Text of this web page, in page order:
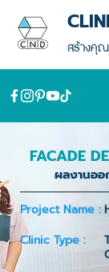
สร้างคุ
FACADE
ผลงานอ
Project Name :
Clinic Type :